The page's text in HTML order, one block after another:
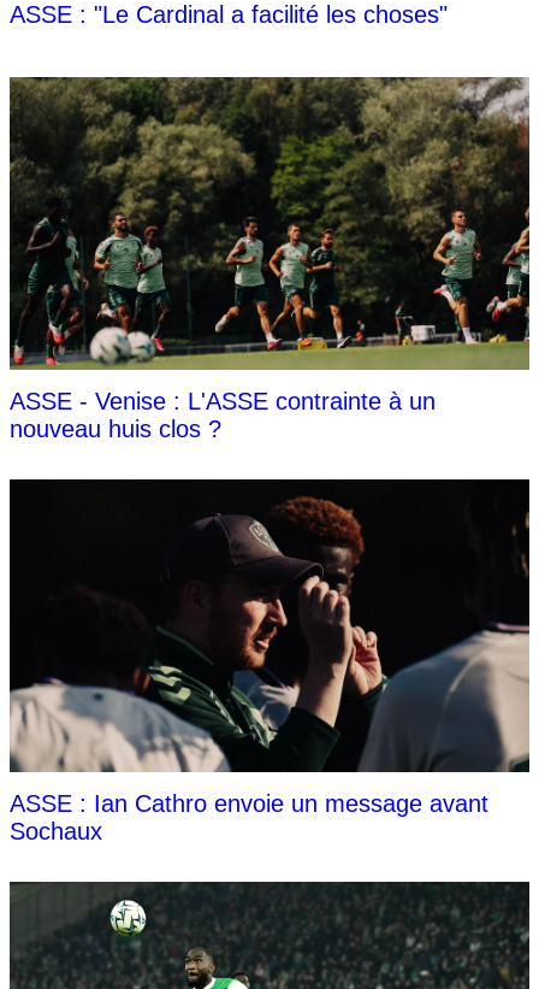
ASSE : "Le Cardinal a facilité les choses"
ASSE - Venise : L'ASSE contrainte à un
nouveau huis clos ?
ASSE : Ian Cathro envoie un message avant
Sochaux